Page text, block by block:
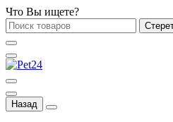
Что Вы ищете?
Назад